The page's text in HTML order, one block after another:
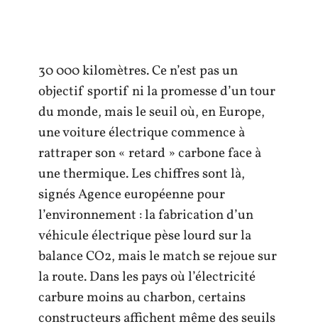
30 000 kilomètres. Ce n’est pas un
objectif sportif ni la promesse d’un tour
du monde, mais le seuil où, en Europe,
une voiture électrique commence à
rattraper son « retard » carbone face à
une thermique. Les chiffres sont là,
signés Agence européenne pour
l’environnement : la fabrication d’un
véhicule électrique pèse lourd sur la
balance CO2, mais le match se rejoue sur
la route. Dans les pays où l’électricité
carbure moins au charbon, certains
constructeurs affichent même des seuils